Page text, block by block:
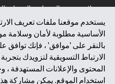
يستخدم موقعنا ملفات تعريف
الأساسية مطلوبة لأمان وسلامة
بالنقر على 'موافق' ، فإنك توافق
الارتباط التسويقية لتزويدك
المحتوى والإعلانات المستهدفة ،
استخدام الموقع. يمكن مشاركة
لا يتم تقديم المنتجات والخدمات
المقيمين في الاتحاد الأوروبي أو
سويسرا أو غيرنسي أو جيرسي
الفاتيكان أو جزيرة مان أو
(لائحة حماية البيانات العامة \
العامة \ قانون خصوصية
الصفحة ليس ولا ينبغي تفسيره
لشراء أو بيع أي من المنتجات